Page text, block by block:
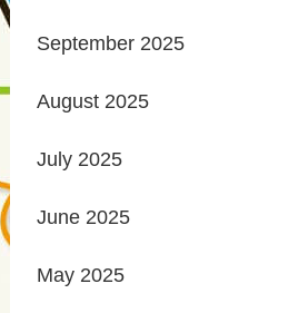
September 2025
August 2025
July 2025
June 2025
May 2025